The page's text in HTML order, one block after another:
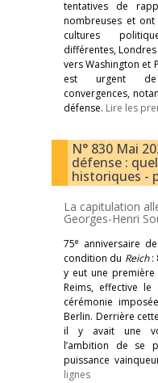
tentatives de
nombreuses et
cultures
différentes,
vers Washington et
est urgent
convergences,
défense. Lire les
N° 830 Mai
défense :
historiques -
La capitulation
Georges-Henri
75e anniversaire
condition du Reich:
y eut une
Reims, effective
cérémonie
Berlin. Derrière
il y avait une
l’ambition de se
puissance
lignes